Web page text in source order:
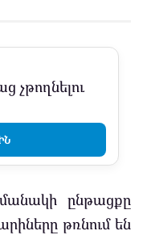
չթողնելու
ընթացքը
թռնում են